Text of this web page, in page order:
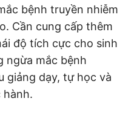
bệnh truyền nhiễm
Cần cung cấp thêm
độ tích cực cho sinh
ngừa mắc bệnh
giảng dạy, tự học và
hành.